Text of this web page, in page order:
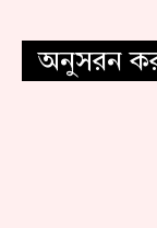
অনুসরন